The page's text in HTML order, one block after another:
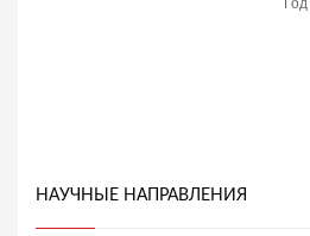
НАУЧНЫЕ НАПРАВЛЕНИЯ